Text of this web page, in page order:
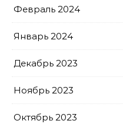
Февраль 2024
Январь 2024
Декабрь 2023
Ноябрь 2023
Октябрь 2023